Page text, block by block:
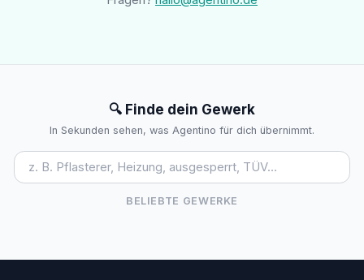
🔍 Finde dein Gewerk
In Sekunden sehen, was Agentino für dich übernimmt.
BELIEBTE GEWERKE